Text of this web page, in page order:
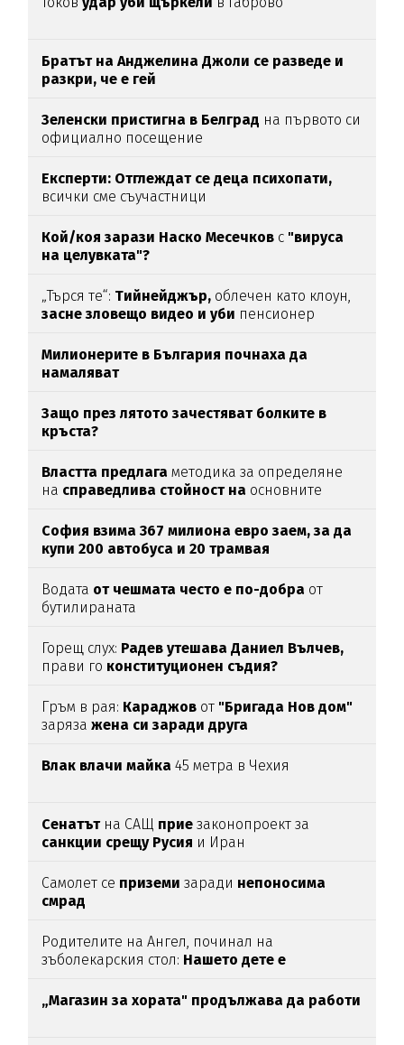
Братът на Анджелина Джоли се разведе и
разкри, че е гей
Зеленски пристигна в Белград на първото си
официално посещение
Експерти: Отглеждат се деца психопати,
всички сме съучастници
Кой/коя зарази Наско Месечков с "вируса
на целувката"?
„Търся те“: Тийнейджър, облечен като клоун,
засне зловещо видео и уби пенсионер
Милионерите в България почнаха да
намаляват
Защо през лятото зачестяват болките в
кръста?
Властта предлага методика за определяне
на справедлива стойност на основните
София взима 367 милиона евро заем, за да
купи 200 автобуса и 20 трамвая
Водата от чешмата често е по-добра от
бутилираната
Горещ слух: Радев утешава Даниел Вълчев,
прави го конституционен съдия?
Гръм в рая: Караджов от "Бригада Нов дом"
зарязажена си заради друга
Влак влачи майка 45 метра в Чехия
Сенатътна САЩ прие законопроект за
санкции срещу Русия и Иран
Самолет се приземи заради непоносима
смрад
Родителите на Ангел, починал на
зъболекарския стол: Нашето дете е
антидотътнаупойката
„Магазин за хората" продължава да работи